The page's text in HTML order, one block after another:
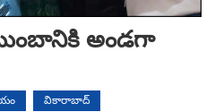
అండ‌గా
వికారాబాద్